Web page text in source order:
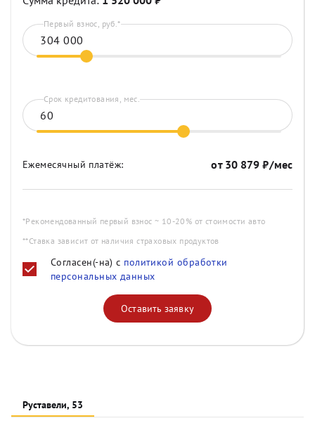
Первый взнос, руб.*
Срок кредитования, мес.
Ежемесячный платёж: от 30 879 ₽/мес
*Рекомендованный первый взнос ~ 10-20% от стоимости авто
**Ставка зависит от наличия страховых продуктов
Согласен(-на) с политикой обработки
персональных данных
Оставить заявку
Руставели, 53